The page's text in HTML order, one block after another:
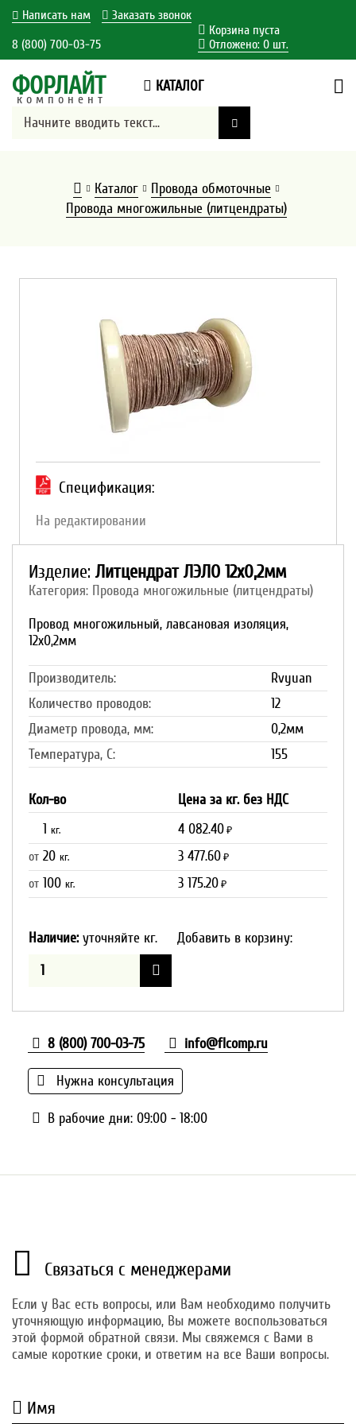
Написать нам Заказать звонок
8 (800) 700-03-75
Корзина пуста
Отложено: 0шт.
ФОРЛАЙТ
компонент
КАТАЛОГ
Каталог
Провода обмоточные
Провода многожильные (литцендраты)
Спецификация:
На редактировании
Изделие: Литцендрат ЛЭЛО 12х0,2мм
Категория: Провода многожильные (литцендраты)
Провод многожильный, лавсановая изоляция,
12х0,2мм
Производитель:
Rvyuan
Количество проводов:
12
Диаметр провода, мм:
0,2мм
Температура, С:
155
Кол-во
Цена за кг. без НДС
1 кг. 4 082.40 ₽
от 20 кг. 3 477.60 ₽
от 100 кг. 3 175.20 ₽
Наличие: уточняйте кг. Добавить в корзину:
8 (800) 700-03-75 info@flcomp.ru
Нужна консультация
В рабочие дни: 09:00 - 18:00
Связаться с менеджерами
Если у Вас есть вопросы, или Вам необходимо получить
уточняющую информацию, Вы можете воспользоваться
этой формой обратной связи. Мы свяжемся с Вами в
самые короткие сроки, и ответим на все Ваши вопросы.
Имя